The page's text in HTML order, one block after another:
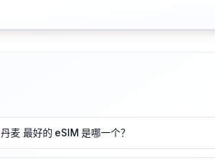
丹麦 最好的 eSIM 是哪一个？